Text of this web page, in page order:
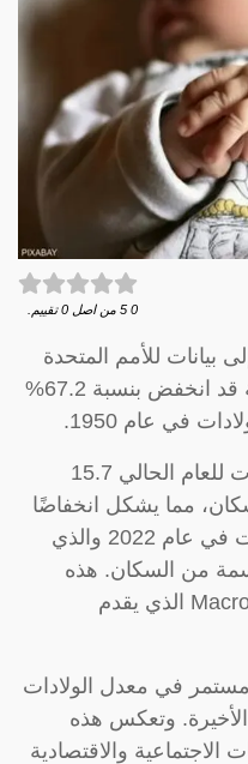
0
5 من اصل 0 تقييم.
بيانات للأمم المتحدة
أن معدل الولادات في السعودية قد انخفض بنسبة 67.2%
ووفقًا للبيانات، بلغ معدل الولادات للعام الحالي 15.7
من السكان، مما يشكل انخفاضًا
بنسبة 2.88% عن معدل الولادات في عام 2022 والذي
مولودًا لكل 1000 نسمة من السكان. هذه
الأرقام تأتي وفقًا لموقع Macrotrends الذي يقدم
في معدل الولادات
وتعكس هذه
الاجتماعية والاقتصادية